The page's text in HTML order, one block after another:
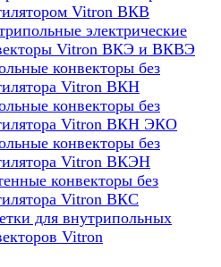
Vitron ВКВ
электрические
Vitron ВКЭ и ВКВЭ
конвекторы без
Vitron ВКН
конвекторы без
Vitron ВКН ЭКО
конвекторы без
Vitron ВКЭН
конвекторы без
Vitron ВКС
для внутрипольных
Vitron